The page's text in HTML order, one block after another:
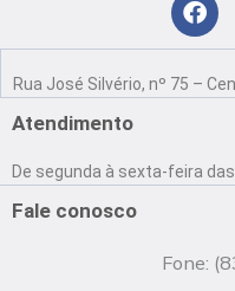
F
c
o
o
Rua José Silvério, nº 75 –
Atendimento
De segunda à sexta-feira
Fale conosco
Fone: